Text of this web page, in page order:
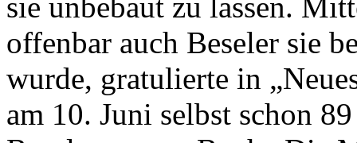
offenbar auch Beseler sie
wurde, gratulierte in
am 10. Juni selbst schon